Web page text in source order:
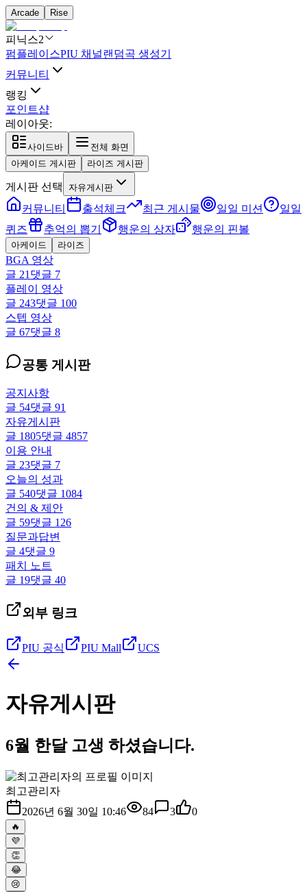
Arcade Rise
피닉스2
펌플레이스PIU 채널랜덤곡 생성기
커뮤니티
랭킹
포인트샵
레이아웃:
사이드바
전체 화면
아케이드 게시판
라이즈 게시판
게시판 선택 자유게시판
커뮤니티 출석체크 최근 게시물 일일 미션
일일
퀴즈
추억의 뽑기 행운의 상자 행운의 핀볼
아케이드 라이즈
BGA 영상
글 21 댓글 7
플레이 영상
글 243댓글 100
스텝 영상
글 67댓글 8
공통 게시판
공지사항
글 54댓글 91
자유게시판
글 1805댓글 4857
이용 안내
글 23댓글 7
오늘의 성과
글 540댓글 1084
건의 & 제안
글 59댓글 126
질문과답변
글 4댓글 9
패치 노트
글 19댓글 40
외부 링크
PIU 공식 PIU Mall UCS
자유게시판
6월 한달 고생 하셨습니다.
최고관리자
2026년 6월 30일 10:46
84 3 0
🔥
💜
👏
😂
😢